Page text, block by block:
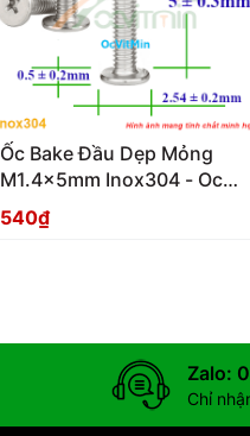
Ốc Bake Đầu Dẹp Mỏng
M1.4x5mm Inox304 - Oc
PaKe Dau Dep Mong
540₫
Zalo:
Chỉ